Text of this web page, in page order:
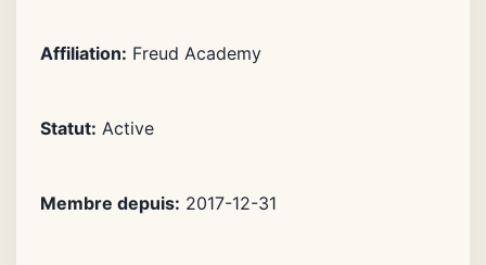
Affiliation: Freud Academy
Statut: Active
Membre depuis: 2017-12-31